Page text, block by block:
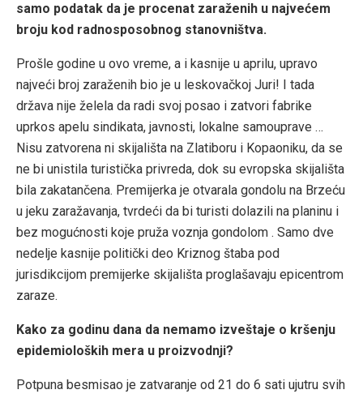
samo podatak da je procenat zaraženih u najvećem
broju kod radnosposobnog stanovništva.
Prošle godine u ovo vreme, a i kasnije u aprilu, upravo
najveći broj zaraženih bio je u leskovačkoj Juri! I tada
država nije želela da radi svoj posao i zatvori fabrike
uprkos apelu sindikata, javnosti, lokalne samouprave …
Nisu zatvorena ni skijališta na Zlatiboru i Kopaoniku, da se
ne bi unistila turistička privreda, dok su evropska skijališta
bila zakatančena. Premijerka je otvarala gondolu na Brzeću
u jeku zaražavanja, tvrdeći da bi turisti dolazili na planinu i
bez mogućnosti koje pruža voznja gondolom . Samo dve
nedelje kasnije politički deo Kriznog štaba pod
jurisdikcijom premijerke skijališta proglašavaju epicentrom
zaraze.
Kako za godinu dana da nemamo izveštaje o kršenju
epidemioloških mera u proizvodnji?
Potpuna besmisao je zatvaranje od 21 do 6 sati ujutru svih